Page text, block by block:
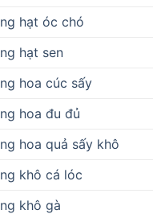
hạt óc chó
hạt sen
hoa cúc sấy
hoa đu đủ
hoa quả sấy khô
khô cá lóc
khô gà